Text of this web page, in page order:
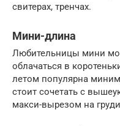
свитерах, тренчах.
Мини-длина
Любительницы мини
облачаться в
летом популярна
стоит сочетать с
макси-вырезом на